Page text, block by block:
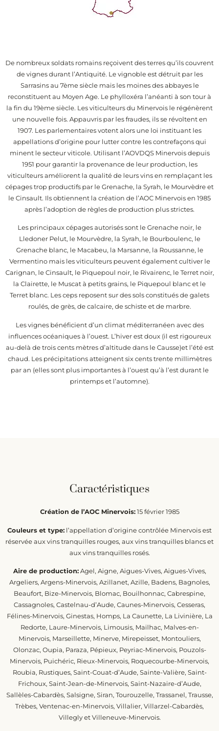
De nombreux soldats romains reçoivent des terres qu’ils couvrent
de vignes durant l’Antiquité. Le vignoble est détruit par les
Sarrasins au 7ème siècle mais les moines des abbayes le
reconstituent au Moyen Age. Le phylloxéra l’anéanti à son tour à
la fin du 19ème siècle. Les viticulteurs du Minervois le régénèrent
une nouvelle fois. Appauvris par les fraudes, ils se révoltent en
1907. Les parlementaires votent alors une loi instituant les
appellations d’origine pour lutter contre les contrefaçons qui
minent le secteur viticole. Utilisant l’AOVDQS Minervois depuis
1951 pour garantir la provenance de leur production, les
viticulteurs améliorent la qualité de leurs vins en remplaçant les
cépages trop productifs par le Grenache, la Syrah, le Mourvèdre et
le Cinsault. Ils obtiennent la création de l’AOC Minervois en 1985
après l’adoption de règles de production plus strictes.
Les principaux cépages autorisés sont le Grenache noir, le
Lledoner Pelut, le Mourvèdre, la Syrah, le Bourboulenc, le
Grenache blanc, le Macabeu, la Marsanne, la Roussanne, le
Vermentino mais les viticulteurs peuvent également cultiver le
Carignan, le Cinsault, le Piquepoul noir, le Rivairenc, le Terret noir,
la Clairette, le Muscat à petits grains, le Piquepoul blanc et le
Terret blanc. Les ceps reposent sur des sols constitués de galets
roulés, de grès, de calcaire, de schiste et de marbre.
Les vignes bénéficient d’un climat méditerranéen avec des
influences océaniques à l’ouest. L’hiver est doux (il est rigoureux
au-delà de trois cents mètres d’altitude dans le Causse)et l’été est
chaud. Les précipitations atteignent six cents trente millimètres
par an (elles sont plus importantes à l’ouest qu’à l’est durant le
printemps et l’automne).
Caractéristiques
Création de l’AOC Minervois:15 février 1985
Couleurs et type: l’appellation d’origine contrôlée Minervois est
réservée aux vins tranquilles rouges, aux vins tranquilles blancs et
aux vins tranquilles rosés.
Aire de production:Agel, Aigne, Aigues-Vives, Aigues-Vives,
Argeliers, Argens-Minervois, Azillanet, Azille, Badens, Bagnoles,
Beaufort, Bize-Minervois, Blomac, Bouilhonnac, Cabrespine,
Cassagnoles, Castelnau-d’Aude, Caunes-Minervois, Cesseras,
Félines-Minervois, Ginestas, Homps, La Caunette, La Livinière, La
Redorte, Laure-Minervois, Limousis, Mailhac, Malves-en-
Minervois, Marseillette, Minerve, Mirepeisset, Montouliers,
Olonzac, Oupia, Paraza, Pépieux, Peyriac-Minervois, Pouzols-
Minervois, Puichéric, Rieux-Minervois, Roquecourbe-Minervois,
Roubia, Rustiques, Saint-Couat-d’Aude, Sainte-Valière, Saint-
Frichoux, Saint-Jean-de-Minervois, Saint-Nazaire-d’Aude,
Sallèles-Cabardès, Salsigne, Siran, Tourouzelle, Trassanel, Trausse,
Trèbes, Ventenac-en-Minervois, Villalier, Villarzel-Cabardès,
Villegly et Villeneuve-Minervois.